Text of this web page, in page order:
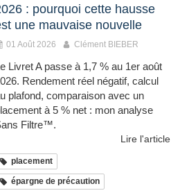
: pourquoi cette hausse
une mauvaise nouvelle
01 Août 2026 Clément BIEBER
Livret A passe à 1,7 % au 1er août
Rendement réel négatif, calcul
plafond, comparaison avec un
à 5 % net : mon analyse
Filtre™.
Lire l'article
placement
épargne de précaution